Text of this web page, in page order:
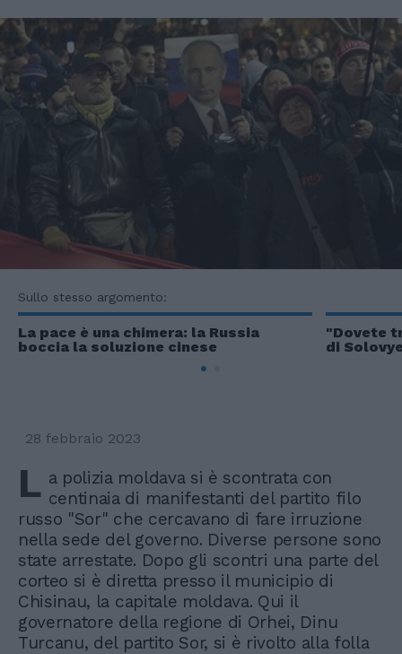
Sullo stesso argomento:
La pace è una chimera: la Russia
boccia la soluzione cinese
"Dovete
di
28 febbraio 2023
L a polizia moldava si è scontrata con
centinaia di manifestanti del partito filo
russo "Sor" che cercavano di fare irruzione
nella sede del governo. Diverse persone sono
state arrestate. Dopo gli scontri una parte del
corteo si è diretta presso il municipio di
Chisinau, la capitale moldava. Qui il
governatore della regione di Orhei, Dinu
Turcanu, del partito Sor, si è rivolto alla folla